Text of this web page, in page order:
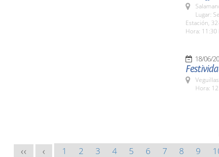
Lugar:
Estación,
Hora: 11:30
18/06/
Hora:
<< < 1 2 3 4 5 6 7 8 9